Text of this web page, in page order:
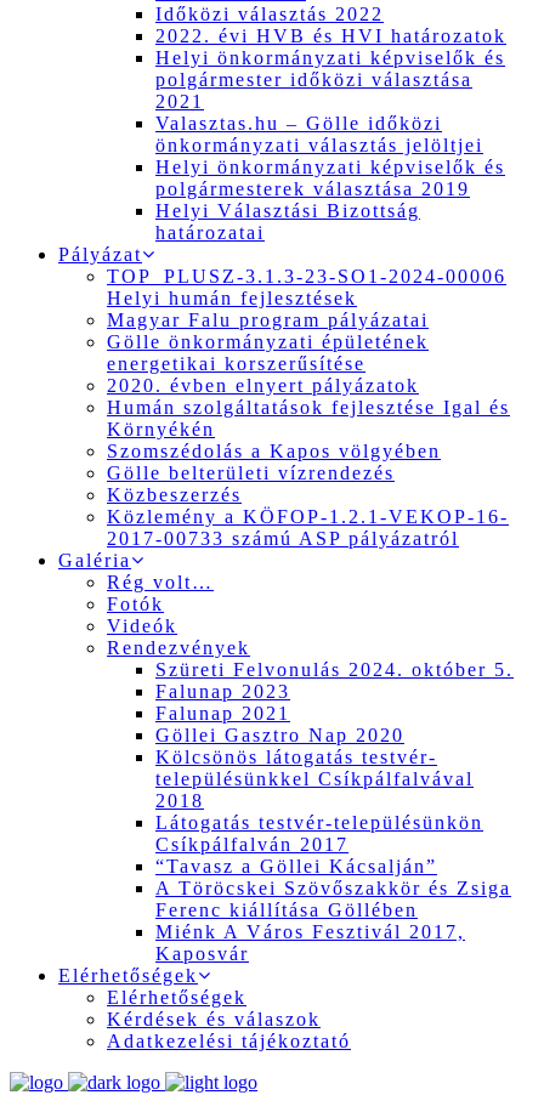
Időközi választás 2022
2022. évi HVB és HVI határozatok
Helyi önkormányzati képviselők és
polgármester időközi választása
2021
Valasztas.hu – Gölle időközi
önkormányzati választás jelöltjei
Helyi önkormányzati képviselők és
polgármesterek választása 2019
Helyi Választási Bizottság
határozatai
Pályázat
TOP_PLUSZ-3.1.3-23-SO1-2024-00006
Helyi humán fejlesztések
Magyar Falu program pályázatai
Gölle önkormányzati épületének
energetikai korszerűsítése
2020. évben elnyert pályázatok
Humán szolgáltatások fejlesztése Igal és
Környékén
Szomszédolás a Kapos völgyében
Gölle belterületi vízrendezés
Közbeszerzés
Közlemény a KÖFOP-1.2.1-VEKOP-16-
2017-00733 számú ASP pályázatról
Galéria
Rég volt…
Fotók
Videók
Rendezvények
Szüreti Felvonulás 2024. október 5.
Falunap 2023
Falunap 2021
Göllei Gasztro Nap 2020
Kölcsönös látogatás testvér-
településünkkel Csíkpálfalvával
2018
Látogatás testvér-településünkön
Csíkpálfalván 2017
“Tavasz a Göllei Kácsalján”
A Töröcskei Szövőszakkör és Zsiga
Ferenc kiállítása Göllében
Miénk A Város Fesztivál 2017,
Kaposvár
Elérhetőségek
Elérhetőségek
Kérdések és válaszok
Adatkezelési tájékoztató